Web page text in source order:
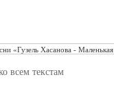
всем текстам